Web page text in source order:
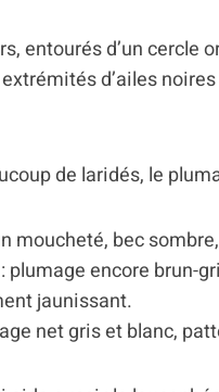
entourés d’un cercle
d’ailes
de laridés, le
moucheté, bec
: plumage encore brun-
jaunissant.
net gris et blanc,